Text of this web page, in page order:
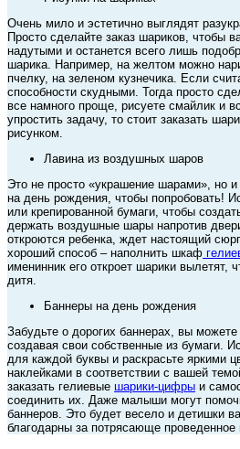
Очень мило и эстетично выглядят
Просто сделайте заказ шариков, чтобы
надутыми и останется всего лишь
шарика. Например, на желтом можно
пчелку, на зеленом кузнечика. Если
способности скудными. Тогда просто
все намного проще, рисуете смайлик и
упростить задачу, то стоит заказать
рисунком.
Лавина из воздушных шаров
Это не просто «украшение шарами», но
на день рождения, чтобы попробовать!
или крепированной бумаги, чтобы
держать воздушные шары напротив
откроются ребенка, ждет настоящий
хороший способ – наполнить шкаф
именинник его откроет шарики вылетят,
дитя.
Баннеры на день рождения
Забудьте о дорогих баннерах, вы
создавая свои собственные из бумаги.
для каждой буквы и раскрасьте яркими
наклейками в соответствии с вашей
заказать гелиевые шарики-цифры и
соединить их. Даже малыши могут
баннеров. Это будет весело и детишки
благодарны за потрясающе проведенное